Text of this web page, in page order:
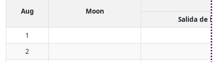
Aug
Moon
Salida de
1
2